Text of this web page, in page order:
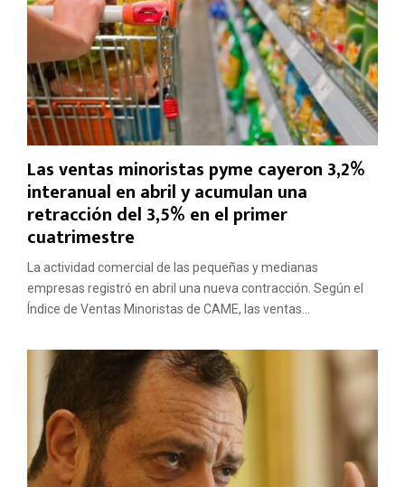
Las ventas minoristas pyme cayeron 3,2%
interanual en abril y acumulan una
retracción del 3,5% en el primer
cuatrimestre
La actividad comercial de las pequeñas y medianas
empresas registró en abril una nueva contracción. Según el
Índice de Ventas Minoristas de CAME, las ventas...